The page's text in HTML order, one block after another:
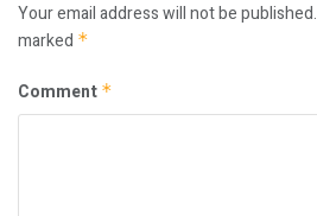
Your email address will not be published.
marked *
Comment *